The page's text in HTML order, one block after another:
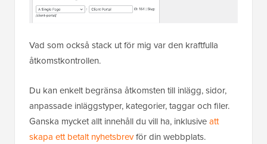
Vad som också stack ut för mig var den kraftfulla
åtkomstkontrollen.
Du kan enkelt begränsa åtkomsten till inlägg, sidor,
anpassade inläggstyper, kategorier, taggar och filer.
Ganska mycket allt innehåll du vill ha, inklusiveatt
skapa ett betalt nyhetsbrevför din webbplats.